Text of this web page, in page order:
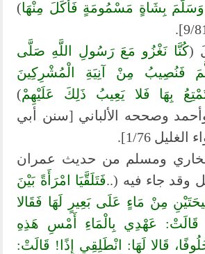
بِشَاةٍ مَسْمُومَةٍ فَأَكَلَ مِنْهَا)
كُنَّا نَغْزُو مَعَ رَسُولِ اللَّهِ صَلَّى
فَنُصِيبُ مِنْ آنِيَةِ الْمُشْرِكِينَ
بِهَا فَلا يَعِيبُ ذَلِكَ عَلَيْهِمْ)
وأحمد وصححه الألباني [سنن أبي
ومسلم من حديث عمران
وقد جاء فيه (..فَتَلَقَّيَا امْرَأَةً بَيْنَ
مِنْ مَاءٍ عَلَى بَعِيرٍ لَهَا فَقَالا
قَالَتْ: عَهْدِي بِالْمَاءِ أَمْسِ هَذِهِ
قَالا لَهَا: انْطَلِقِي إِذًا! قَالَتْ: